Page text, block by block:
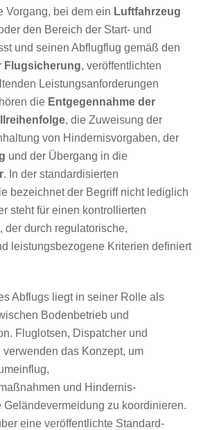
Vorgang, bei dem ein Luftfahrzeug
den Bereich der Start- und
und seinen Abflugflug gemäß den
Flugsicherung, veröffentlichten
Leistungsanforderungen
die Entgegennahme der
, die Zuweisung der
von Hindernisvorgaben, der
und der Übergang in die
. In der standardisierten
bezeichnet der Begriff nicht lediglich
steht für einen kontrollierten
der durch regulatorische,
leistungsbezogene Kriterien definiert
Abflugs liegt in seiner Rolle als
Bodenbetrieb und
Fluglotsen, Dispatcher und
das Konzept, um
und Hindernis-
Geländevermeidung zu koordinieren.
eine veröffentlichte Standard-